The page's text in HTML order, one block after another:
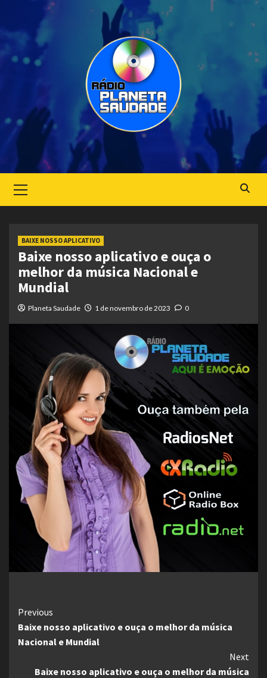
Menu
BAIXE NOSSO APLICATIVO
Baixe nosso aplicativo e ouça o
melhor da música Nacional e
Mundial
Planeta Saudade 1 de novembro de 2023 0
Continue
Reading
Previous
Baixe nosso aplicativo e ouça o melhor da música
Nacional e Mundial
Next
Baixe nosso aplicativo e ouça o melhor da música